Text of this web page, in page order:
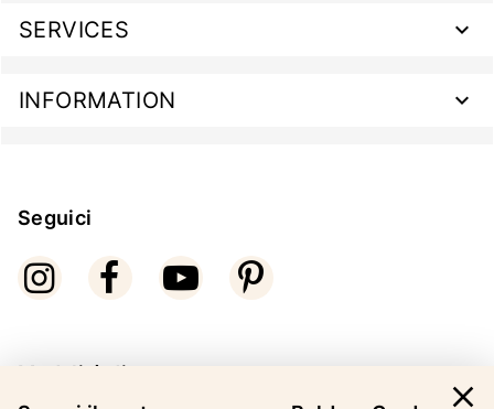
SERVICES
INFORMATION
Seguici
Modalità di pagamento
close